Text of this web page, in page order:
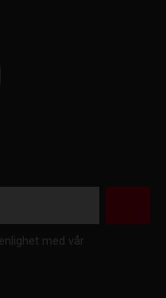
med vår